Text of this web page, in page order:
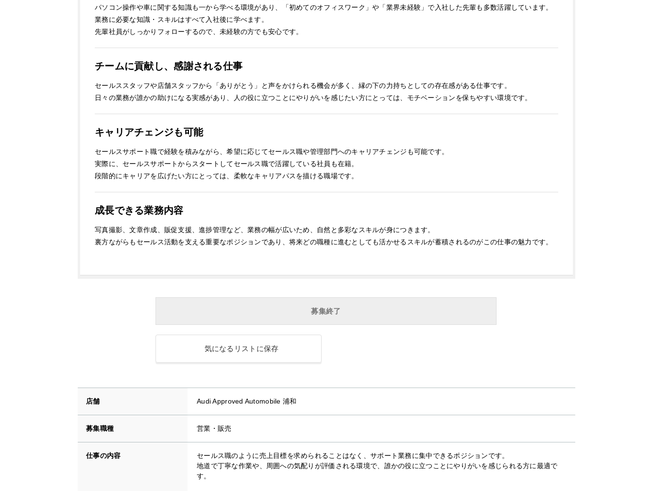
パソコン操作や車に関する知識も一から学べる環境があり、「初めてのオフィスワーク」や「業界未経験」で入社した先輩も多数活躍しています。
業務に必要な知識・スキルはすべて入社後に学べます。
先輩社員がしっかりフォローするので、未経験の方でも安心です。
チームに貢献し、感謝される仕事
セールススタッフや店舗スタッフから「ありがとう」と声をかけられる機会が多く、縁の下の力持ちとしての存在感がある仕事です。
日々の業務が誰かの助けになる実感があり、人の役に立つことにやりがいを感じたい方にとっては、モチベーションを保ちやすい環境です。
キャリアチェンジも可能
セールスサポート職で経験を積みながら、希望に応じてセールス職や管理部門へのキャリアチェンジも可能です。
実際に、セールスサポートからスタートしてセールス職で活躍している社員も在籍。
段階的にキャリアを広げたい方にとっては、柔軟なキャリアパスを描ける職場です。
成長できる業務内容
写真撮影、文章作成、販促支援、進捗管理など、業務の幅が広いため、自然と多彩なスキルが身につきます。
裏方ながらもセールス活動を支える重要なポジションであり、将来どの職種に進むとしても活かせるスキルが蓄積されるのがこの仕事の魅力です。
募集終了
気になるリストに保存
店舗 Audi Approved Automobile 浦和
募集職種 営業・販売
仕事の内容
セールス職のように売上目標を求められることはなく、サポート業務に集中できるポジションです。
地道で丁寧な作業や、周囲への気配りが評価される環境で、誰かの役に立つことにやりがいを感じられる方に最適で
す。